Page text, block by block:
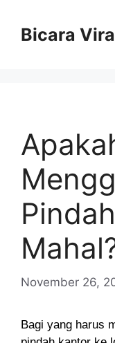
contentBicara
November 26,
Bagi yang harus